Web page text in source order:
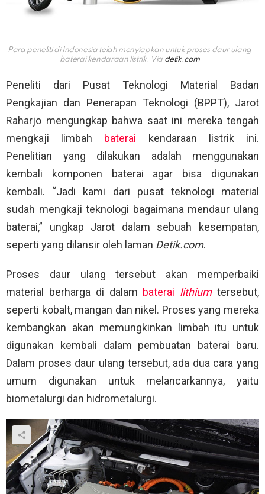
Para peneliti di Indonesia telah menyiapkan untuk proses daur ulang
baterai kendaraan listrik. Via detik.com
Peneliti dari Pusat Teknologi Material Badan
Pengkajian dan Penerapan Teknologi (BPPT), Jarot
Raharjo mengungkap bahwa saat ini mereka tengah
mengkaji limbah baterai kendaraan listrik ini.
Penelitian yang dilakukan adalah menggunakan
kembali komponen baterai agar bisa digunakan
kembali. “Jadi kami dari pusat teknologi material
sudah mengkaji teknologi bagaimana mendaur ulang
baterai,” ungkap Jarot dalam sebuah kesempatan,
seperti yang dilansir oleh laman Detik.com.
Proses daur ulang tersebut akan memperbaiki
material berharga di dalam baterai lithiumtersebut,
seperti kobalt, mangan dan nikel. Proses yang mereka
kembangkan akan memungkinkan limbah itu untuk
digunakan kembali dalam pembuatan baterai baru.
Dalam proses daur ulang tersebut, ada dua cara yang
umum digunakan untuk melancarkannya, yaitu
biometalurgi dan hidrometalurgi.